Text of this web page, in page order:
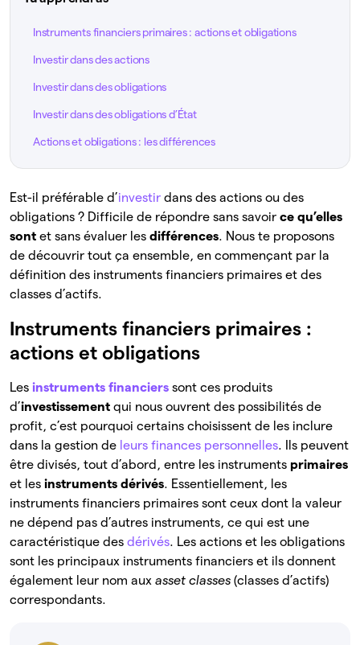
Instruments financiers primaires : actions et obligations
Investir dans des actions
Investir dans des obligations
Investir dans des obligations d’État
Actions et obligations : les différences
Est-il préférable d’investir dans des actions ou des
obligations ? Difficile de répondre sans savoir ce qu’elles
sont et sans évaluer les différences. Nous te proposons
de découvrir tout ça ensemble, en commençant par la
définition des instruments financiers primaires et des
classes d’actifs.
Instruments financiers primaires :
actions et obligations
Les instruments financiers sont ces produits
d’investissement qui nous ouvrent des possibilités de
profit, c’est pourquoi certains choisissent de les inclure
dans la gestion de leurs finances personnelles. Ils peuvent
être divisés, tout d’abord, entre les instruments primaires
et les instruments dérivés. Essentiellement, les
instruments financiers primaires sont ceux dont la valeur
ne dépend pas d’autres instruments, ce qui est une
caractéristique des dérivés. Les actions et les obligations
sont les principaux instruments financiers et ils donnent
également leur nom aux asset classes (classes d’actifs)
correspondants.